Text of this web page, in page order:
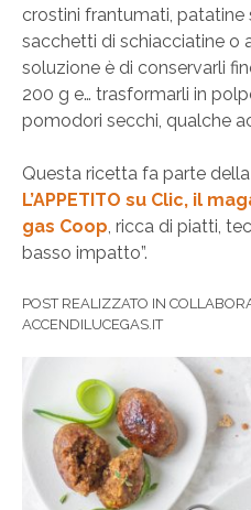
crostini frantumati, patatine
sacchetti di schiacciatine o
soluzione è di conservarli
200 g e… trasformarli in
pomodori secchi, qualche
Questa ricetta fa parte
L’APPETITO su Clic, il
gas Coop, ricca di piatti,
basso impatto”.
POST REALIZZATO IN
ACCENDILUCEGAS.IT